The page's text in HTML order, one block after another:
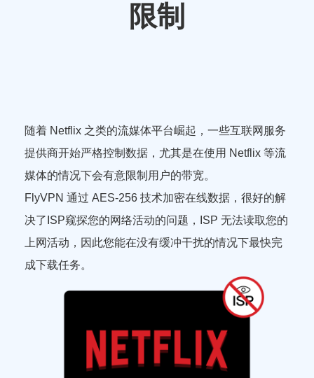
限制
随着 Netflix 之类的流媒体平台崛起，一些互联网服务
提供商开始严格控制数据，尤其是在使用 Netflix 等流
媒体的情况下会有意限制用户的带宽。
FlyVPN 通过 AES-256 技术加密在线数据，很好的解
决了ISP窥探您的网络活动的问题，ISP 无法读取您的
上网活动，因此您能在没有缓冲干扰的情况下最快完
成下载任务。